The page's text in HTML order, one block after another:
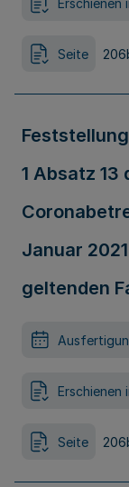
Seite
1 Absatz 13
Januar
geltenden
Erschienen
Seite